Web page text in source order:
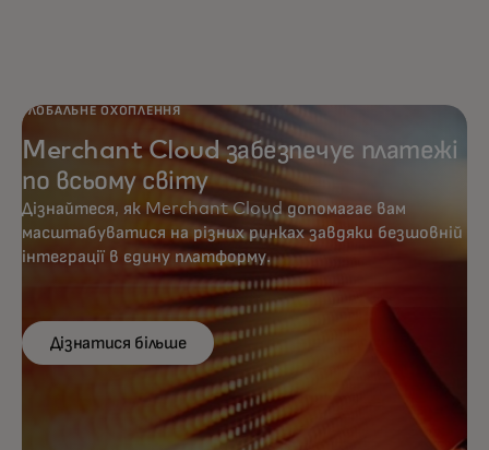
ГЛОБАЛЬНЕ ОХОПЛЕННЯ
Merchant Cloud забезпечує платежі
по всьому світу
Дізнайтеся, як Merchant Cloud допомагає вам
масштабуватися на різних ринках завдяки безшовній
інтеграції в єдину платформу.
Дізнатися більше